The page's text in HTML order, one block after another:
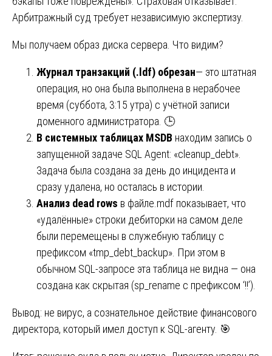
Арбитражный суд требует независимую экспертизу.
Мы получаем образ диска сервера. Что видим?
Журнал транзакций (.ldf) обрезан— это штатная
операция, но она была выполнена в нерабочее
время (суббота, 3:15 утра) с учётной записи
доменного администратора. 🕒
В системных таблицах MSDB находим запись о
запущенной задаче SQL Agent: «cleanup_debt».
Задача была создана за день до инцидента и
сразу удалена, но осталась в истории.
Анализ dead rows в файле.mdf показывает, что
«удалённые» строки дебиторки на самом деле
были перемещены в служебную таблицу с
префиксом «tmp_debt_backup». При этом в
обычном SQL-запросе эта таблица не видна — она
создана как скрытая (sp_rename с префиксом ‘!!’).
Вывод: не вирус, а сознательное действие финансового
директора, который имел доступ к SQL-агенту. 🎯